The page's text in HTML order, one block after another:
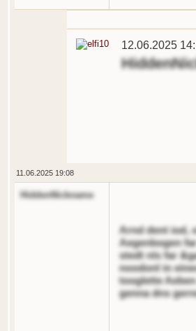
12.06.2025
11.06.2025 19:08
HiddenNickname
Arnd dent iod,
Aegenbogen
stedt nls far
noodonl in
tooglette
genna dns